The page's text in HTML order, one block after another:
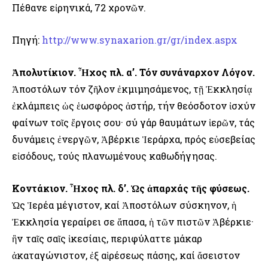
Πέθανε εἰρηνικά, 72 χρονῶν.
Πηγή: http://www.synaxarion.gr/gr/index.aspx
Ἀπολυτίκιον. Ἦχος πλ. α’. Τόν συνάναρχον Λόγον.
Ἀποστόλων τόν ζῆλον ἐκμιμησάμενος, τῇ Ἐκκλησίᾳ
ἐκλάμπεις ὡς ἑωσφόρος ἀστήρ, τήν θεόσδοτον ἰσχύν
φαίνων τοῖς ἔργοις σου· σύ γάρ θαυμάτων ἱερῶν, τάς
δυνάμεις ἐνεργῶν, Ἀβέρκιε Ἱεράρχα, πρός εὐσεβείας
εἰσόδους, τούς πλανωμένους καθωδήγησας.
Κοντάκιον. Ἦχος πλ. δ’. Ὡς ἀπαρχάς τῆς φύσεως.
Ὡς Ἱερέα μέγιστον, καί Ἀποστόλωv σύσκηνον, ἡ
Ἐκκλησία γεραίρει σε ἅπασα, ἡ τῶν πιστῶν Ἀβέρκιε·
ἣv ταῖς σαῖς ἱκεσίαις, περιφύλαττε μάκαρ
ἀκαταγώνιστον, ἐξ αἱρέσεως πάσης, καί ἄσειστον